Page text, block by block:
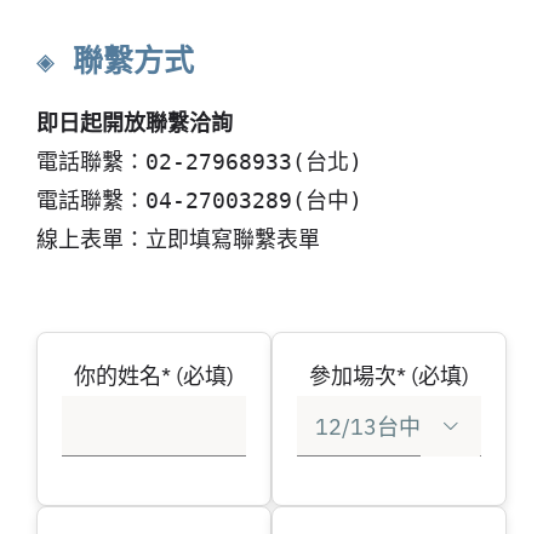
◈ 聯繫方式
即日起開放聯繫洽詢
電話聯繫：02-27968933(台北)
電話聯繫：04-27003289(台中)
線上表單：立即填寫聯繫表單
你的姓名* (必填) 參加場次* (必填)
